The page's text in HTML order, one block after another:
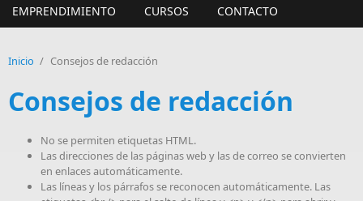
EMPRENDIMIENTO CURSOS CONTACTO
Inicio / Consejos de redacción
Consejos de redacción
No se permiten etiquetas HTML.
Las direcciones de las páginas web y las de correo se convierten
en enlaces automáticamente.
Las líneas y los párrafos se reconocen automáticamente. Las